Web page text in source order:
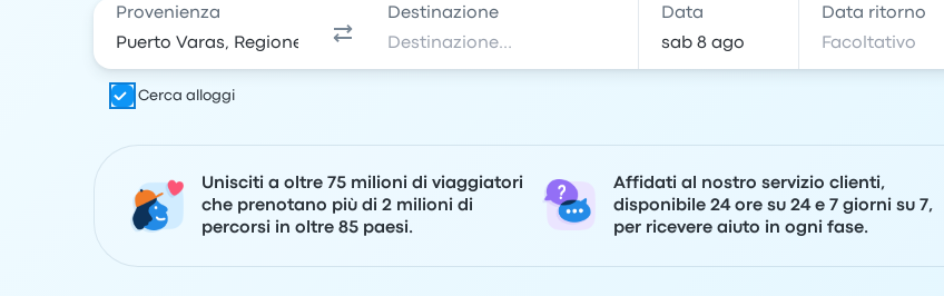
Provenienza Destinazione Data Data ritorno
Cerca alloggi
Unisciti a oltre 75 milioni di viaggiatori
che prenotano più di 2 milioni di
percorsi in oltre 85 paesi.
Affidati al nostro servizio clienti,
disponibile 24 ore su 24 e 7 giorni su 7,
per ricevere aiuto in ogni fase.